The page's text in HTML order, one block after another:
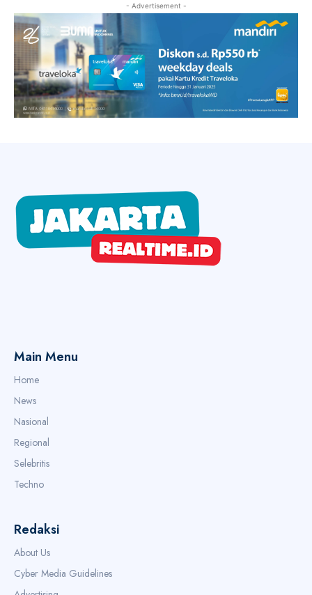
- Advertisement -
Main Menu
Home
News
Nasional
Regional
Selebritis
Techno
Redaksi
About Us
Cyber Media Guidelines